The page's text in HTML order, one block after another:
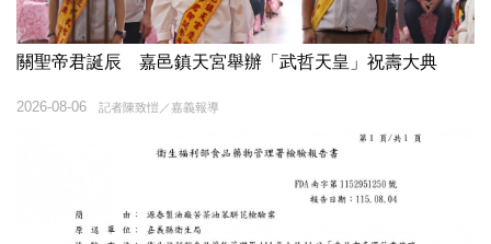
關聖帝君誕辰 嘉邑鎮天宮舉辦「武哲天皇」祝壽大典
記者陳致愷／嘉義報導
2026-08-06